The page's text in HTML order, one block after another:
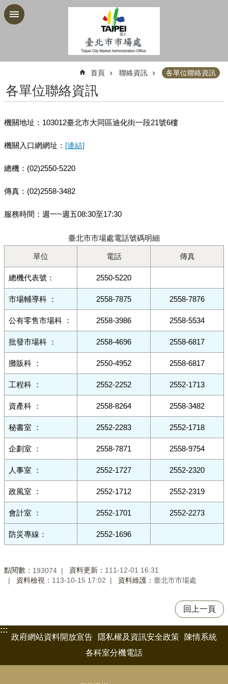
跳到主要內容區塊
首頁 聯絡資訊 各單位聯絡資訊
各單位聯絡資訊
機關地址：103012臺北市大同區迪化街一段21號6樓
機關入口網網址： [連結]
總機：(02)2550-5220
傳真：(02)2558-3482
服務時間：週一~週五08:30至17:30
單位 電話 傳真
臺北市市場處電話號碼明細
總機代表號： 2550-5220
市場輔導科 ： 2558-7875 2558-7876
公有零售市場科 ： 2558-3986 2558-5534
批發市場科 ： 2558-4696 2558-6817
攤販科 ： 2550-4952 2558-6817
工程科 ： 2552-2252 2552-1713
資產科 ： 2558-8264 2558-3482
秘書室 ： 2552-2283 2552-1718
企劃室 ： 2558-7871 2558-9754
人事室 ： 2552-1727 2552-2320
政風室 ： 2552-1712 2552-2319
會計室 ： 2552-1701 2552-2273
防災專線： 2552-1696
點閱數： 193074 資料更新： 111-12-01 16:31
資料檢視： 113-10-15 17:02 資料維護： 臺北市市場處
回上一頁
:::
政府網站資料開放宣告
隱私權及資訊安全政策
陳情系統
各科室分機電話